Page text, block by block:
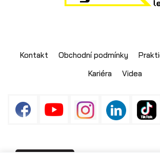
Výprodej
Kontakt Obchodní podmínky
Kariéra
Videa